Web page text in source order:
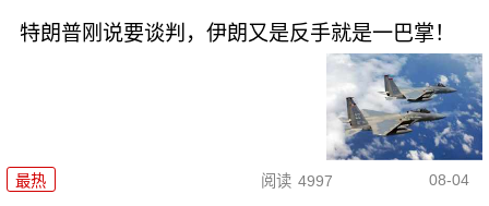
特朗普刚说要谈判，伊朗又是反手就是一巴掌！
最热 阅读 4997 08-04